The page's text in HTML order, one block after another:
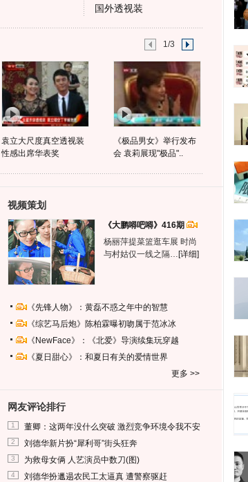
国外透视装
1/3
袁立大尺度真空透视装
性感出席华表奖
《极品男女》举行发布
会 袁莉展现"极品"..
视频策划
《大鹏嘚吧嘚》416期
杨丽萍提菜篮逛车展 时尚
与村姑仅一线之隔… [详细]
《先锋人物》：黄磊不惑之年中的智慧
《综艺马后炮》陈柏霖曝初吻属于范冰冰
《NewFace》：《北爱》导演续集玩穿越
《夏日甜心》：和夏日有关的爱情世界
更多 >>
网友评论排行
1 董卿：这两年没什么突破 激烈竞争环境令我不安
2 刘德华新片扮“犀利哥”街头狂奔
3 为救母女俩 人艺演员中数刀(图)
4 刘德华扮邋遢农民工太逼真 遭警察驱赶